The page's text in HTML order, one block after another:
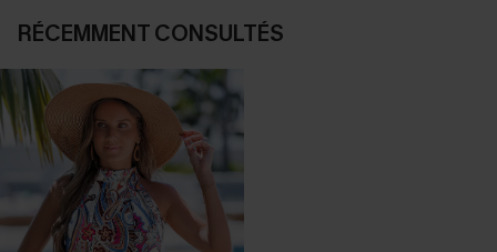
RÉCEMMENT CONSULTÉS